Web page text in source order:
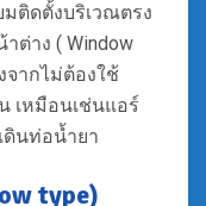
มติดตั้งบริเวณตรง
ต่าง ( Window
ากไม่ต้องใช้
เหมือนเช่นแอร์
ดินท่อน้ำยา
type)